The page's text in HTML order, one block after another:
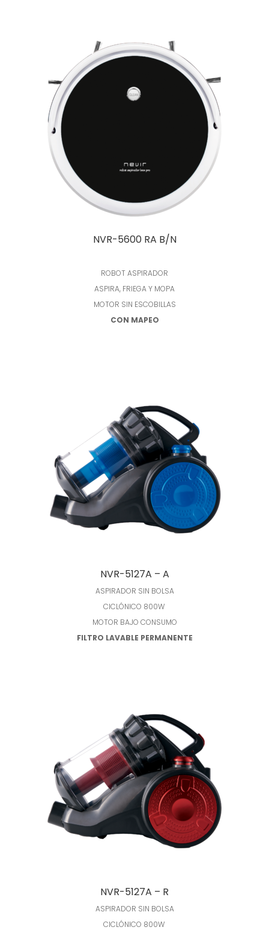
NVR-5600 RA B/N
ROBOT ASPIRADOR
ASPIRA, FRIEGA Y MOPA
MOTOR SIN ESCOBILLAS
CON MAPEO
NVR-5127A – A
ASPIRADOR SIN BOLSA
CICLÓNICO 800W
MOTOR BAJO CONSUMO
FILTRO LAVABLE PERMANENTE
NVR-5127A – R
ASPIRADOR SIN BOLSA
CICLÓNICO 800W